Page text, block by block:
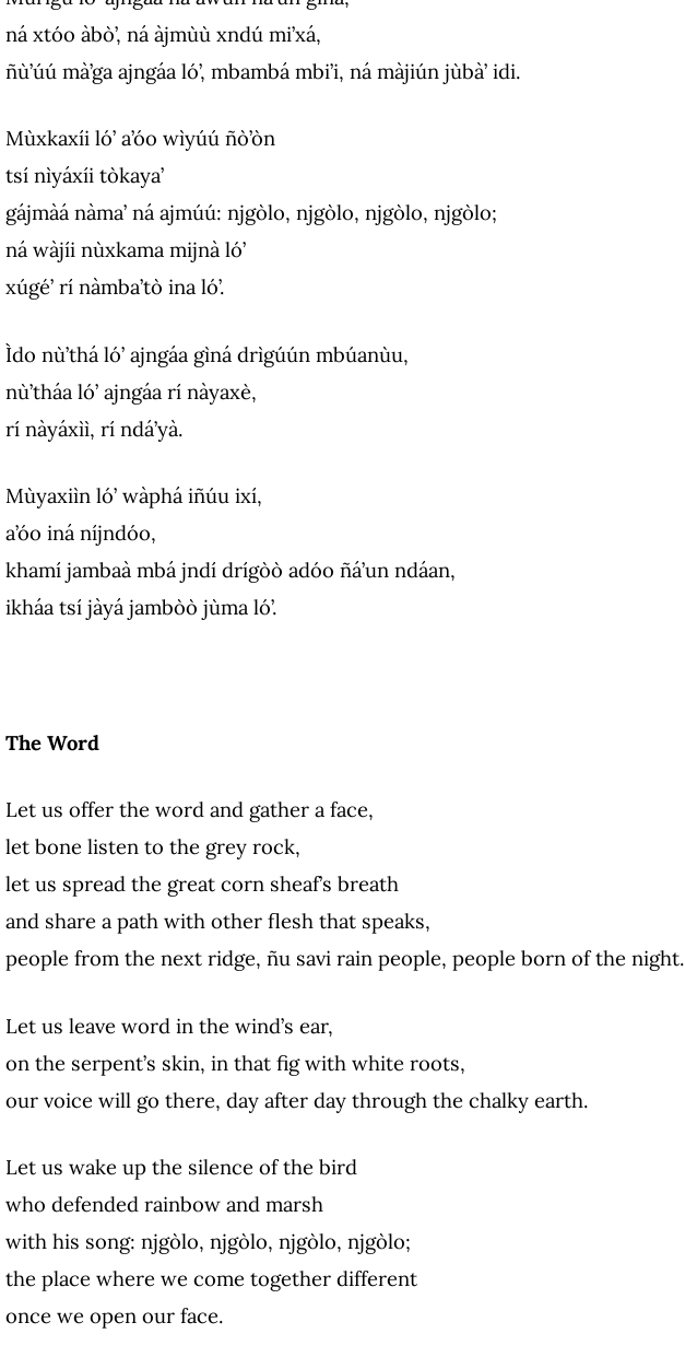
ná xtóo àbò’, ná àjmùù xndú mi’xá,
ñù’úú mà’ga ajngáa ló’, mbambá mbi’i, ná màjiún jùbà’ idi.
Mùxkaxíi ló’ a’óo wìyúú ñò’òn
tsí nìyáxíi tòkaya’
gájmàá nàma’ ná ajmúú: njgòlo, njgòlo, njgòlo, njgòlo;
ná wàjíi nùxkama mijnà ló’
xúgé’ rí nàmba’tò ina ló’.
Ìdo nù’thá ló’ ajngáa gìná drìgúún mbúanùu,
nù’tháa ló’ ajngáa rí nàyaxè,
rí nàyáxìì, rí ndá’yà.
Mùyaxiìn ló’ wàphá iñúu ixí,
a’óo iná níjndóo,
khamí jambaà mbá jndí drígòò adóo ñá’un ndáan,
ikháa tsí jàyá jambòò jùma ló’.
The Word
Let us offer the word and gather a face,
let bone listen to the grey rock,
let us spread the great corn sheaf’s breath
and share a path with other flesh that speaks,
people from the next ridge, ñu savi rain people, people born of the night.
Let us leave word in the wind’s ear,
on the serpent’s skin, in that fig with white roots,
our voice will go there, day after day through the chalky earth.
Let us wake up the silence of the bird
who defended rainbow and marsh
with his song: njgòlo, njgòlo, njgòlo, njgòlo;
the place where we come together different
once we open our face.